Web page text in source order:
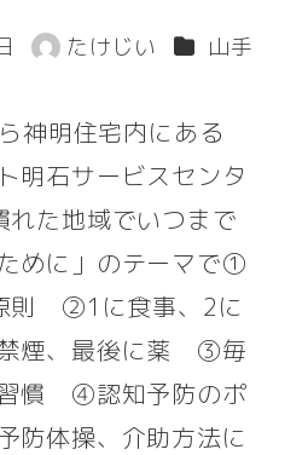
著
たけじい カテゴリー
山手
神明住宅内にある
明石サービスセンタ
れた地域でいつまで
めに」のテーマで①
則 ②1に食事、2に
煙、最後に薬 ③毎
習慣 ④認知予防のポ
防体操、介助方法に